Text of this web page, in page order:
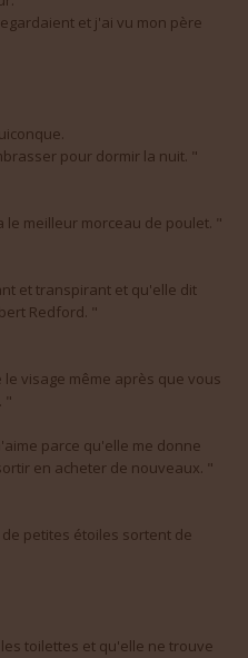
pour dormir la nuit. "
meilleur morceau de poulet. "
et transpirant et qu'elle dit
Redford. "
visage même après que vous
"
parce qu'elle me donne
en acheter de nouveaux. "
petites étoiles sortent de
toilettes et qu'elle ne trouve